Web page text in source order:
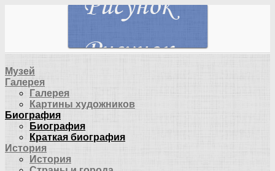
Музей
Галерея
Галерея
Картины художников
Биография
Биография
Краткая биография
История
История